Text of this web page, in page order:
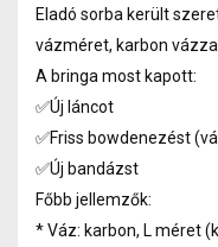
Eladó sorba került
vázméret, karbon vázzal.
A bringa most kapott:
✅Új láncot
✅Friss bowdenezést
✅Új bandázst
Főbb jellemzők:
* Váz: karbon, L méret